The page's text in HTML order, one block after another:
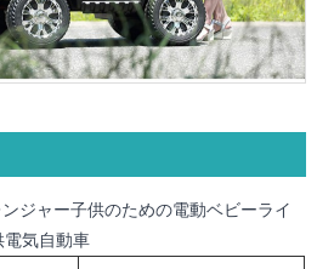
ジャー子供のための電動ベビーライ
電気自動車